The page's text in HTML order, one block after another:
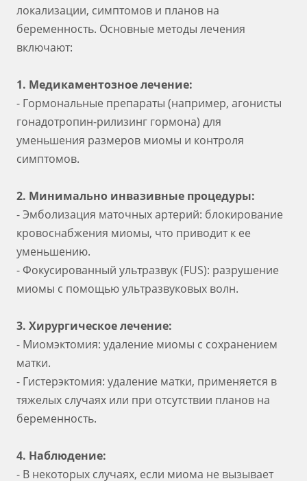
локализации, симптомов и планов на
беременность. Основные методы лечения
включают:
1. Медикаментозное лечение:
- Гормональные препараты (например, агонисты
гонадотропин-рилизинг гормона) для
уменьшения размеров миомы и контроля
симптомов.
2. Минимально инвазивные процедуры:
- Эмболизация маточных артерий: блокирование
кровоснабжения миомы, что приводит к ее
уменьшению.
- Фокусированный ультразвук (FUS): разрушение
миомы с помощью ультразвуковых волн.
3. Хирургическое лечение:
- Миомэктомия: удаление миомы с сохранением
матки.
- Гистерэктомия: удаление матки, применяется в
тяжелых случаях или при отсутствии планов на
беременность.
4. Наблюдение:
- В некоторых случаях, если миома не вызывает